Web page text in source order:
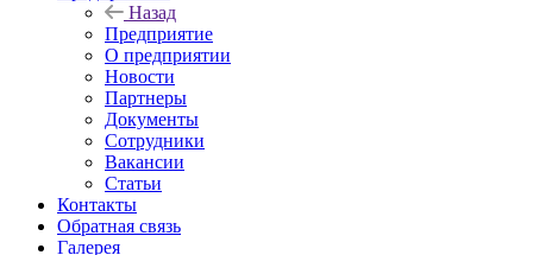
Назад
Предприятие
О предприятии
Новости
Партнеры
Документы
Сотрудники
Вакансии
Статьи
Контакты
Обратная связь
Галерея